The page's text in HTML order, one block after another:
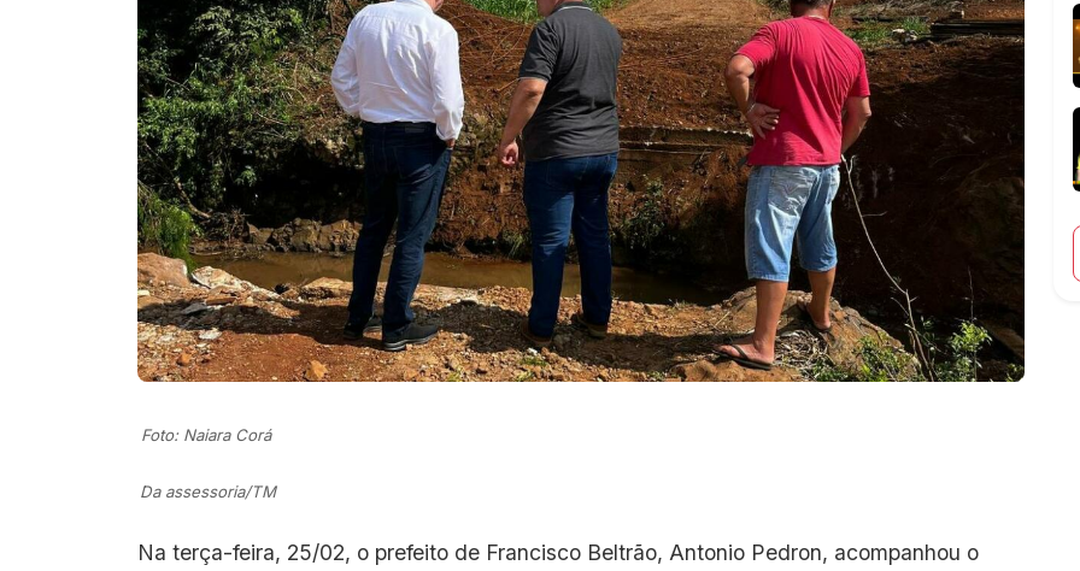
Foto: Naiara Corá
Da assessoria/TM
Na terça-feira, 25/02, o prefeito de Francisco Beltrão, Antonio Pedron, acompanhou o